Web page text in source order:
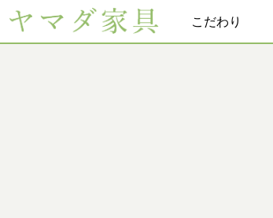
こだわり